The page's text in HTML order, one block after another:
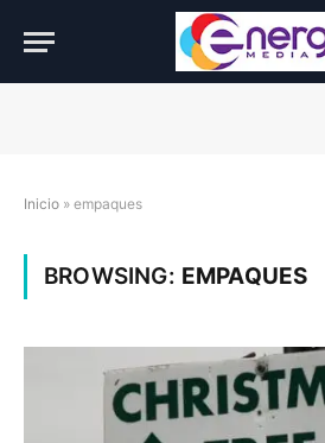
Inicio » empaques
BROWSING: EMPAQUES